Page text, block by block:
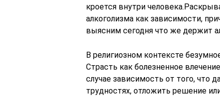
кроется внутри
алкоголизма как зависимости,
выясним сегодня что же держит
В религиозном контексте
Страсть как болезненное
случае зависимость от того, что
трудностях, отложить решение